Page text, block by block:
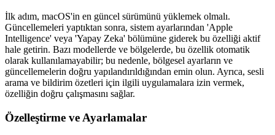
İlk adım, macOS'in en güncel sürümünü yüklemek olmalı.
Güncellemeleri yaptıktan sonra, sistem ayarlarından 'Apple
Intelligence' veya 'Yapay Zeka' bölümüne giderek bu özelliği aktif
hale getirin. Bazı modellerde ve bölgelerde, bu özellik otomatik
olarak kullanılamayabilir; bu nedenle, bölgesel ayarların ve
güncellemelerin doğru yapılandırıldığından emin olun. Ayrıca, sesli
arama ve bildirim özetleri için ilgili uygulamalara izin vermek,
özelliğin doğru çalışmasını sağlar.
Özelleştirme ve Ayarlamalar